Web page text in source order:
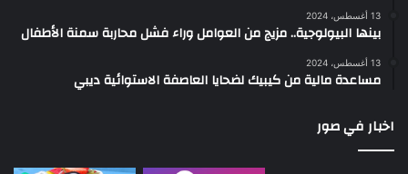
13 أغسطس، 2024
بينها البيولوجية.. مزيج من العوامل وراء فشل محاربة سمنة الأطفال
13 أغسطس، 2024
مساعدة مالية من كيبيك لضحايا العاصفة الاستوائية ديبي
اخبار في صور